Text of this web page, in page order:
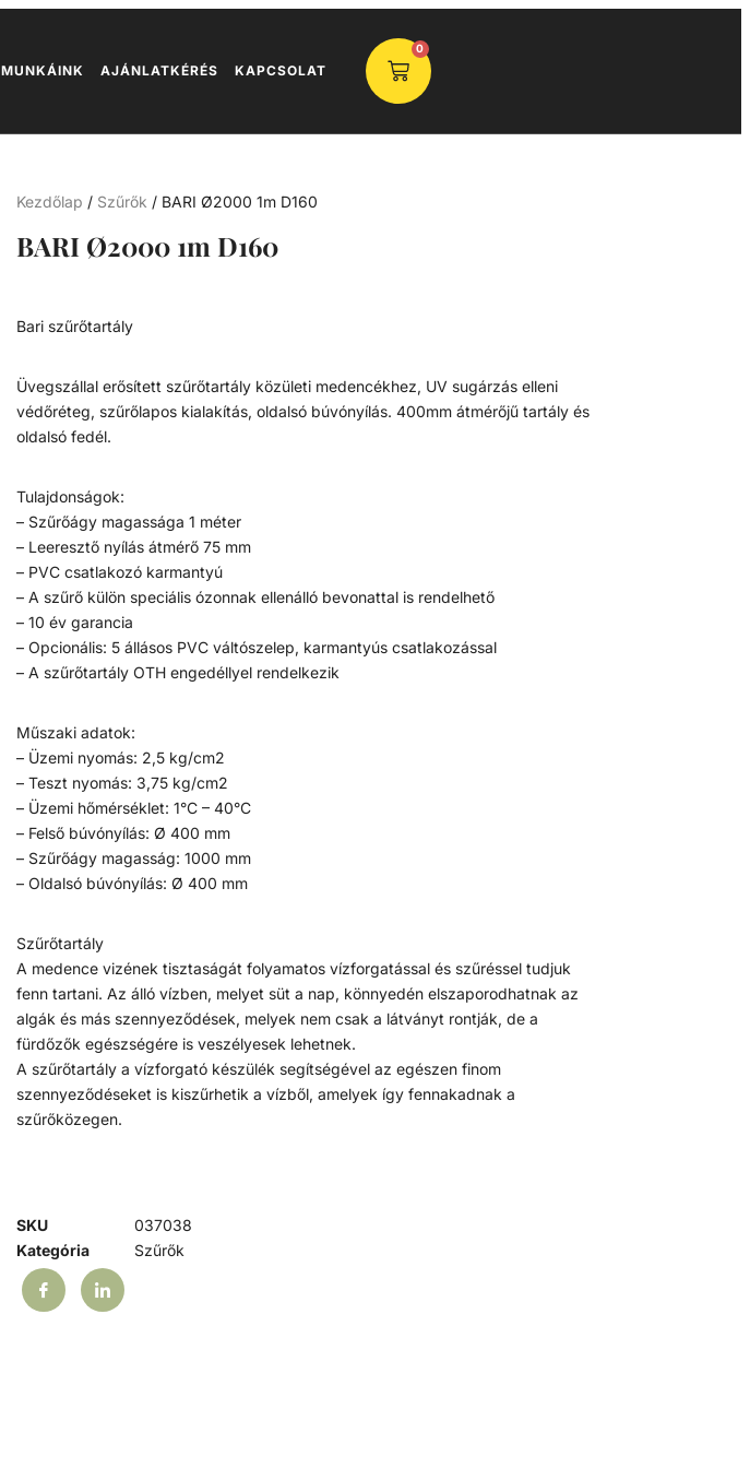
MUNKÁINK AJÁNLATKÉRÉS KAPCSOLAT
0
Kezdőlap / Szűrők / BARI Ø2000 1m D160
BARI Ø2000 1m D160
Bari szűrőtartály
Üvegszállal erősített szűrőtartály közületi medencékhez, UV sugárzás elleni
védőréteg, szűrőlapos kialakítás, oldalsó búvónyílás. 400mm átmérőjű tartály és
oldalsó fedél.
Tulajdonságok:
– Szűrőágy magassága 1 méter
– Leeresztő nyílás átmérő 75 mm
– PVC csatlakozó karmantyú
– A szűrő külön speciális ózonnak ellenálló bevonattal is rendelhető
– 10 év garancia
– Opcionális: 5 állásos PVC váltószelep, karmantyús csatlakozással
– A szűrőtartály OTH engedéllyel rendelkezik
Műszaki adatok:
– Üzemi nyomás: 2,5 kg/cm2
– Teszt nyomás: 3,75 kg/cm2
– Üzemi hőmérséklet: 1°C – 40°C
– Felső búvónyílás: Ø 400 mm
– Szűrőágy magasság: 1000 mm
– Oldalsó búvónyílás: Ø 400 mm
Szűrőtartály
A medence vizének tisztaságát folyamatos vízforgatással és szűréssel tudjuk
fenn tartani. Az álló vízben, melyet süt a nap, könnyedén elszaporodhatnak az
algák és más szennyeződések, melyek nem csak a látványt rontják, de a
fürdőzők egészségére is veszélyesek lehetnek.
A szűrőtartály a vízforgató készülék segítségével az egészen finom
szennyeződéseket is kiszűrhetik a vízből, amelyek így fennakadnak a
szűrőközegen.
SKU
037038
Kategória
Szűrők